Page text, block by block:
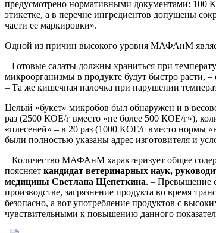
предусмотрено нормативными документами: 100
этикетке, а в перечне ингредиентов допущены
части ее маркировки».
Одной из причин высокого уровня МАФАнМ
– Готовые салаты должны храниться при
микроорганизмы в продукте будут быстро расти, –
– Та же кишечная палочка при нарушении
Целый «букет» микробов был обнаружен и в
раз (2500 КОЕ/г вместо «не более 500 КОЕ/г»),
«плесеней» – в 20 раз (1000 КОЕ/г вместо нормы
были полностью указаны адрес изготовителя и
– Количество МАФАнМ характеризует общее
поясняет кандидат ветеринарных наук,
медицины Светлана Щепеткина. – Превышение
производстве, загрязнение продукта во время
безопасно, а вот употребление продуктов с
чувствительными к повышению данного